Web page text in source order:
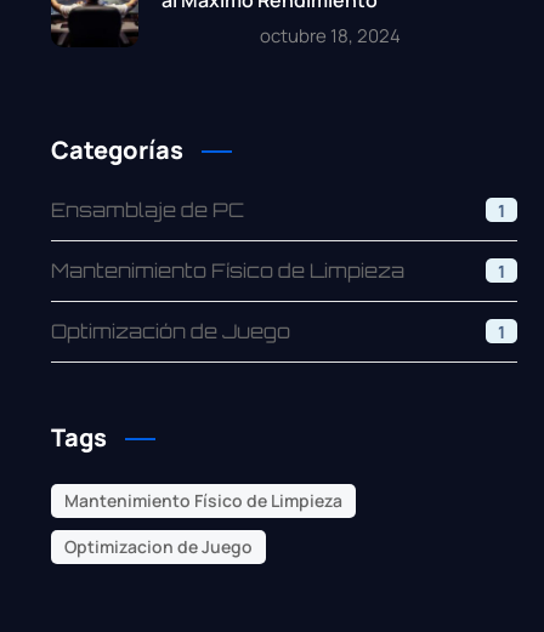
octubre 18, 2024
Categorías
Ensamblaje de PC 1
Mantenimiento Físico de Limpieza 1
Optimización de Juego 1
Tags
Mantenimiento Físico de Limpieza
Optimizacion de Juego